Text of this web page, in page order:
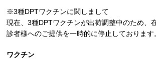
※3種DPTワクチンに関しまして
現在、3種DPTワクチンが出荷調整中のため、
診者様へのご提供を一時的に停止しております
ワクチン